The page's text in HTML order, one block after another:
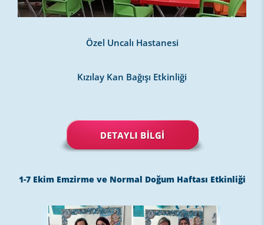
Özel Uncalı Hastanesi
Kızılay Kan Bağışı Etkinliği
1-7 Ekim Emzirme ve Normal Doğum Haftası Etkinliği